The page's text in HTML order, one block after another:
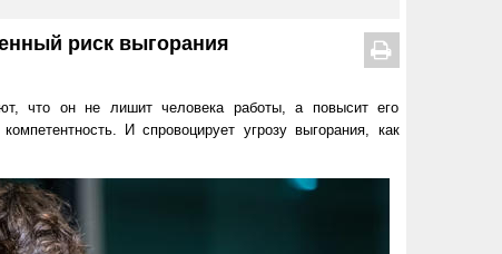
риск выгорания
что он не лишит человека работы, а повысит его
И спровоцирует угрозу выгорания, как